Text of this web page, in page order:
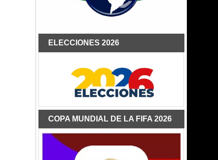
ELECCIONES 2026
COPA MUNDIAL DE LA FIFA 2026